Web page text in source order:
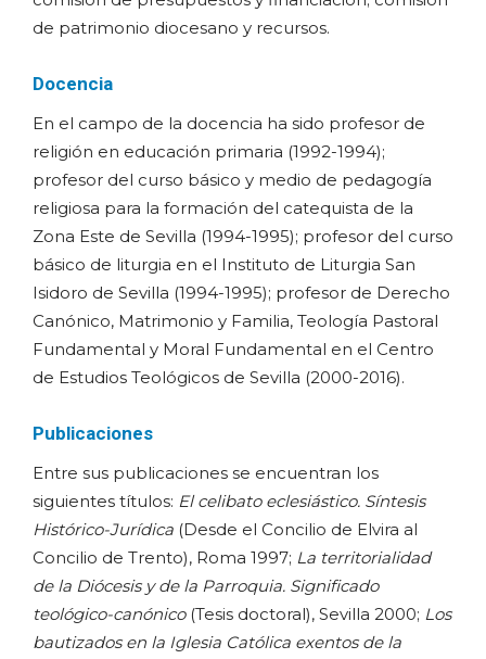
de patrimonio diocesano y recursos.
Docencia
En el campo de la docencia ha sido profesor de
religión en educación primaria (1992-1994);
profesor del curso básico y medio de pedagogía
religiosa para la formación del catequista de la
Zona Este de Sevilla (1994-1995); profesor del curso
básico de liturgia en el Instituto de Liturgia San
Isidoro de Sevilla (1994-1995); profesor de Derecho
Canónico, Matrimonio y Familia, Teología Pastoral
Fundamental y Moral Fundamental en el Centro
de Estudios Teológicos de Sevilla (2000-2016).
Publicaciones
Entre sus publicaciones se encuentran los
siguientes títulos: El celibato eclesiástico. Síntesis
Histórico-Jurídica (Desde el Concilio de Elvira al
Concilio de Trento), Roma 1997; La territorialidad
de la Diócesis y de la Parroquia. Significado
teológico-canónico(Tesis doctoral), Sevilla 2000; Los
bautizados en la Iglesia Católica exentos de la